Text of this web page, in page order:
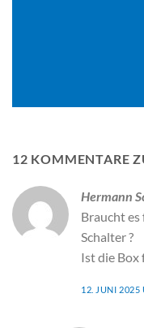
12 KOMMENTARE
Hermann
Braucht es
Schalter ?
Ist die Box
12. JUNI 2025